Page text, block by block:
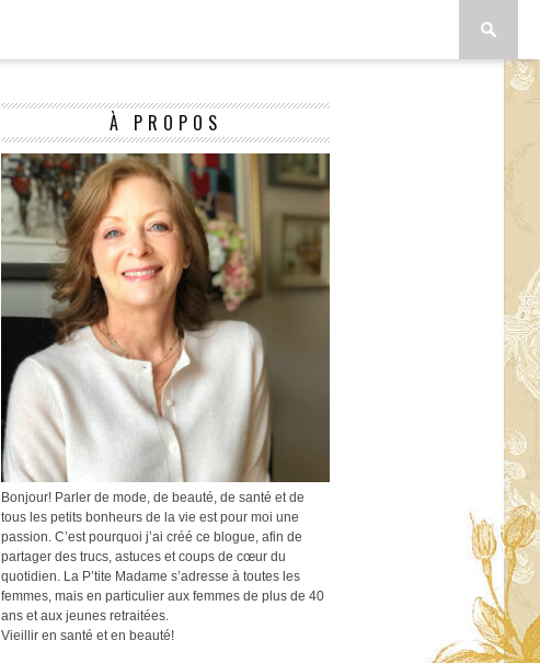
À PROPOS
Bonjour! Parler de mode, de beauté, de santé et de
tous les petits bonheurs de la vie est pour moi une
passion. C’est pourquoi j’ai créé ce blogue, afin de
partager des trucs, astuces et coups de cœur du
quotidien. La P’tite Madame s’adresse à toutes les
femmes, mais en particulier aux femmes de plus de 40
ans et aux jeunes retraitées.
Vieillir en santé et en beauté!